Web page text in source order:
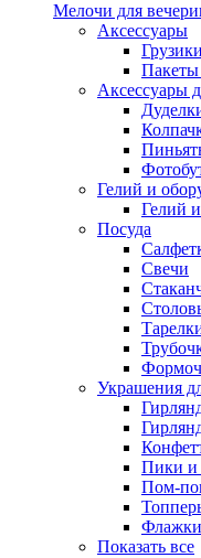
Мелочи для
Аксессуары
Грузики
Пакеты
Аксессуары
Гелий и
Гелий
Посуда
Свечи
Украшения
Пики и
Пом-
Флажки
Показать все